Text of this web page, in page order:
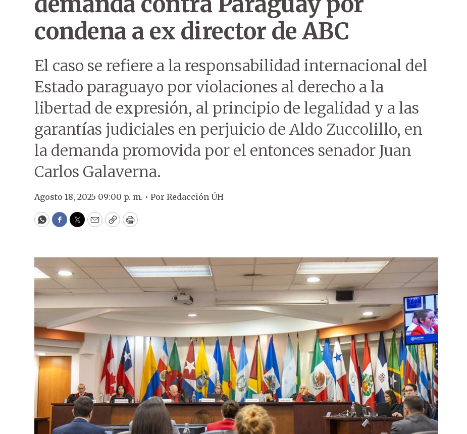
condena a ex director de ABC
El caso se refiere a la responsabilidad internacional del
Estado paraguayo por violaciones al derecho a la
libertad de expresión, al principio de legalidad y a las
garantías judiciales en perjuicio de Aldo Zuccolillo, en
la demanda promovida por el entonces senador Juan
Carlos Galaverna.
Agosto 18, 2025 09:00 p. m. • Por Redacción ÚH
WhatsApp
Facebook
Twitter
EmailCopyPrint